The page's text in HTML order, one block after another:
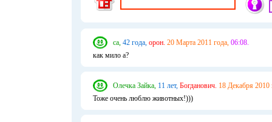
са, 42 года, орон. 20 Марта 2011 года, 06:08.
как мило а?
Олечка Зайка, 11 лет, Богданович. 18 Декабря 2010
Тоже очень люблю животных!)))